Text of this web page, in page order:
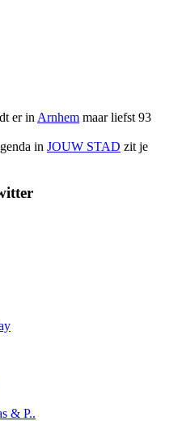
er in Arnhem maar liefst 93
in JOUW STAD zit je
& P..